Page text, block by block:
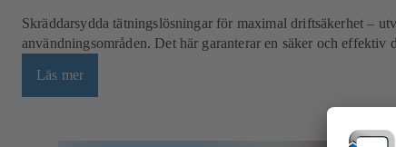
Skräddarsydda tätningslösningar för maximal driftsäkerhet –
användningsområden. Det här garanterar en säker och effektiv
Läs mer